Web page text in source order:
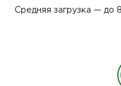
Средняя загрузка — до